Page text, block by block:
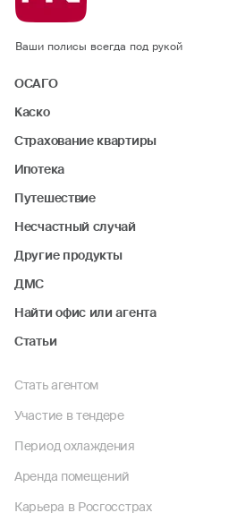
Ваши полисы всегда под рукой
ОСАГО
Каско
Страхование квартиры
Ипотека
Путешествие
Несчастный случай
Другие продукты
ДМС
Найти офис или агента
Статьи
Стать агентом
Участие в тендере
Период охлаждения
Аренда помещений
Карьера в Росгосстрах